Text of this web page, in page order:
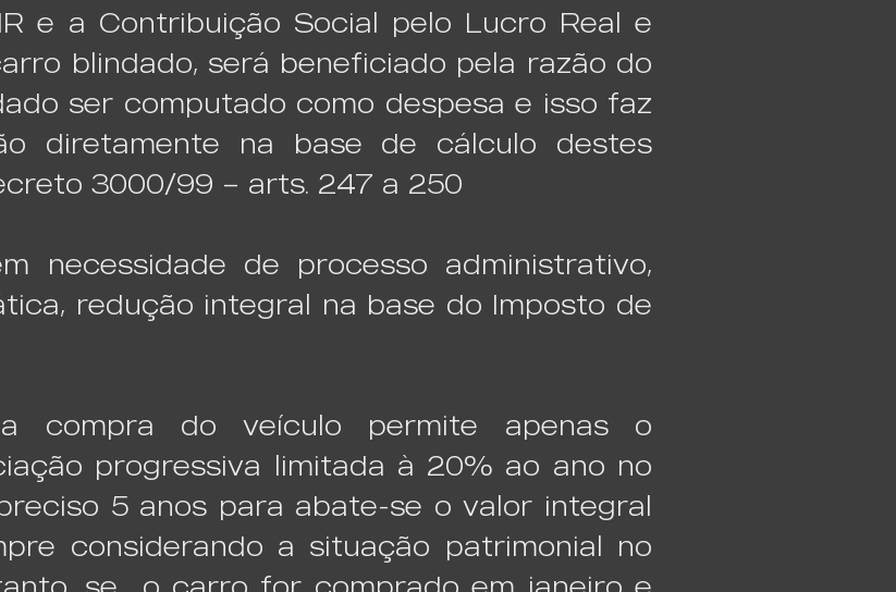
e a Contribuição Social pelo Lucro Real e
blindado, será beneficiado pela razão do
ser computado como despesa e isso faz
diretamente na base de cálculo destes
3000/99 – arts. 247 a 250
necessidade de processo administrativo,
redução integral na base do Imposto de
compra do veículo permite apenas o
progressiva limitada à 20% ao ano no
5 anos para abate-se o valor integral
considerando a situação patrimonial no